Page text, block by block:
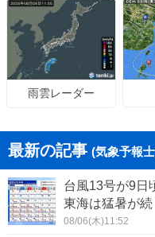
雨雲レーダー
最新の記事 (気象予報
台風13号が9
東海は猛暑が
08/06(木)11:52